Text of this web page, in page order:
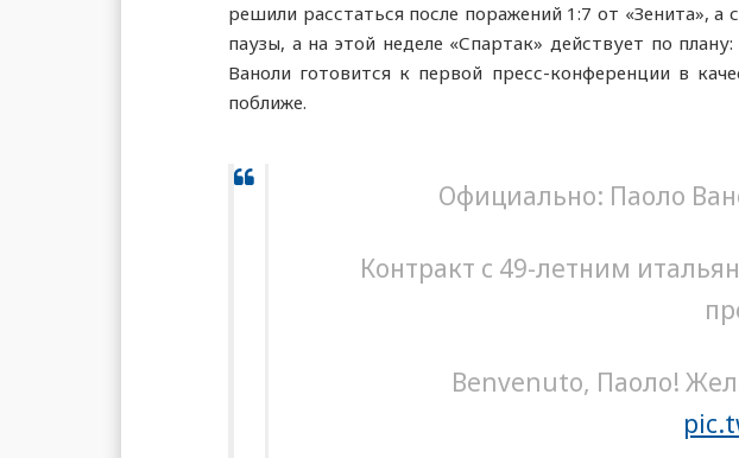
решили расстаться после поражений 1:7 от «Зенита»,
паузы, а на этой неделе «Спартак» действует по
Ваноли готовится к первой пресс-конференции в
поближе.
Официально: Паоло
Контракт с 49-летним
Benvenuto, Паоло!